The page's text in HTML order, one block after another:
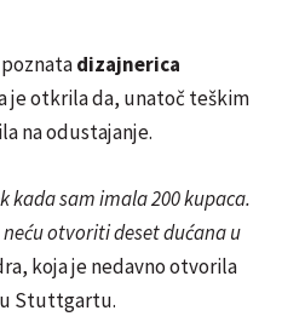
dizajnerica
je otkrila da, unatoč teškim
na odustajanje.
kada sam imala 200 kupaca.
otvoriti deset dućana u
koja je nedavno otvorila
Stuttgartu.